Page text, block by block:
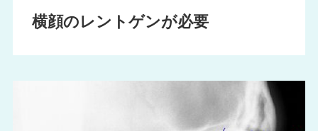
横顔のレントゲンが必要